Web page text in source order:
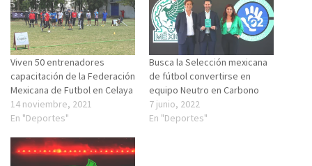
Viven 50 entrenadores
capacitación de la Federación
Mexicana de Futbol en Celaya
14 noviembre, 2021
En "Deportes"
Busca la Selección mexicana
de fútbol convertirse en
equipo Neutro en Carbono
7 junio, 2022
En "Deportes"